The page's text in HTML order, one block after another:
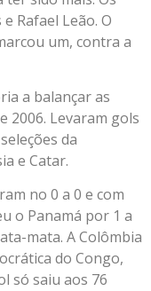
Rafael Leão. O
um, contra a
a balançar as
2006. Levaram gols
da
e Catar.
no 0 a 0 e com
o Panamá por 1 a
mata. A Colômbia
do Congo,
só saiu aos 76